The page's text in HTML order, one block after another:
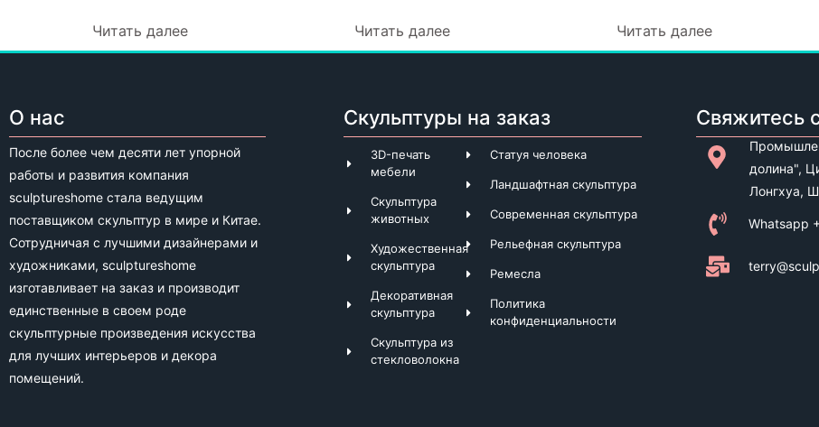
Читать далее Читать далее Читать далее
О нас
После более чем десяти лет упорной
работы и развития компания
sculptureshome стала ведущим
поставщиком скульптур в мире и Китае.
Сотрудничая с лучшими дизайнерами и
художниками, sculptureshome
изготавливает на заказ и производит
единственные в своем роде
скульптурные произведения искусства
для лучших интерьеров и декора
помещений.
Скульптуры на заказ
3D-печать
мебели
Скульптура
животных
Художественная
скульптура
Декоративная
скульптура
Скульптура из
стекловолокна
Статуя человека
Ландшафтная скульптура
Современная скульптура
Рельефная скульптура
Ремесла
Политика
конфиденциальности
Свяжитесь
долина",
Лонгхуа,
Whatsapp